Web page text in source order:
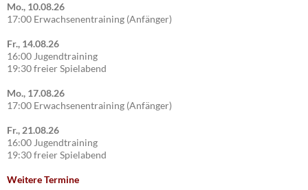
Mo., 10.08.26
17:00 Erwachsenentraining (Anfänger)
Fr., 14.08.26
16:00 Jugendtraining
19:30 freier Spielabend
Mo., 17.08.26
17:00 Erwachsenentraining (Anfänger)
Fr., 21.08.26
16:00 Jugendtraining
19:30 freier Spielabend
Weitere Termine